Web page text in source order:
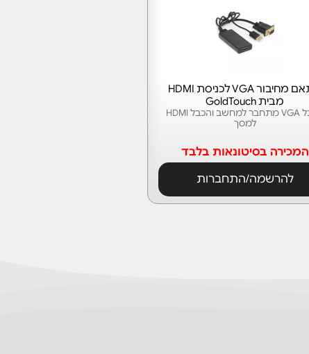
הכבל VGA מתחבר למחשב והכבל HDMI
למסך
מתאם מחיבור VGA לכניסת HDMI
מבית GoldTouch
המכירה בסיטונאות בלבד
להרשמה/התחברות